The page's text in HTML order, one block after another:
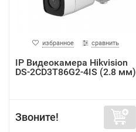
избранное сравнить
IP Видеокамера Hikvision
DS-2CD3T86G2-4IS (2.8 мм)
Звоните!